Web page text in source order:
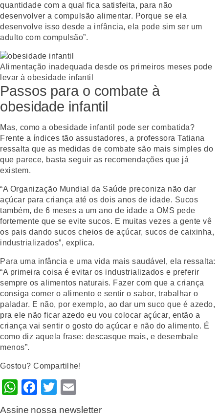
quantidade com a qual fica satisfeita, para não
desenvolver a compulsão alimentar. Porque se ela
desenvolve isso desde a infância, ela pode sim ser um
adulto com compulsão”.
Alimentação inadequada desde os primeiros meses pode
levar à obesidade infantil
Passos para o combate à
obesidade infantil
Mas, como a obesidade infantil pode ser combatida?
Frente a índices tão assustadores, a professora Tatiana
ressalta que as medidas de combate são mais simples do
que parece, basta seguir as recomendações que já
existem.
“A Organização Mundial da Saúde preconiza não dar
açúcar para criança até os dois anos de idade. Sucos
também, de 6 meses a um ano de idade a OMS pede
fortemente que se evite sucos. E muitas vezes a gente vê
os pais dando sucos cheios de açúcar, sucos de caixinha,
industrializados”, explica.
Para uma infância e uma vida mais saudável, ela ressalta:
“A primeira coisa é evitar os industrializados e preferir
sempre os alimentos naturais. Fazer com que a criança
consiga comer o alimento e sentir o sabor, trabalhar o
paladar. E não, por exemplo, ao dar um suco que é azedo,
pra ele não ficar azedo eu vou colocar açúcar, então a
criança vai sentir o gosto do açúcar e não do alimento. É
como diz aquela frase: descasque mais, e desembale
menos”.
Gostou? Compartilhe!
WhatsApp
Facebook
Twitter
Assine nossa newsletter